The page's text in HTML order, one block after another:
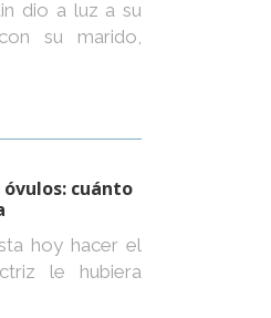
dio a luz a su
su marido,
cuánto
hoy hacer el
le hubiera